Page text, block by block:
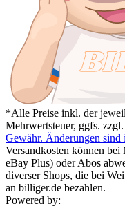
*Alle Preise inkl. der
Mehrwertsteuer, ggfs.
Gewähr. Änderungen
Versandkosten können
eBay Plus) oder Abos
diverser Shops, die bei
an billiger.de bezahlen.
Powered by: